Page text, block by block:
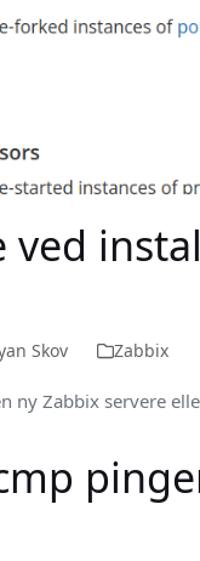
ved
Skov Zabbix
ny Zabbix servere